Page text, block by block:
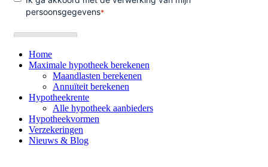
Home
Maximale hypotheek berekenen
Maandlasten berekenen
Annuïteit berekenen
Hypotheekrente
Alle hypotheek aanbieders
Hypotheekvormen
Verzekeringen
Nieuws & Blog